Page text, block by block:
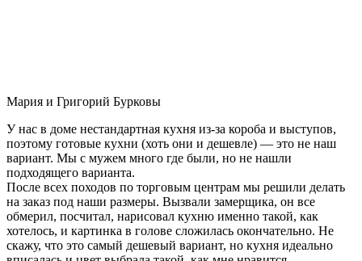
Мария и Григорий Бурковы
У нас в доме нестандартная кухня из-за короба и выступов,
поэтому готовые кухни (хоть они и дешевле) — это не наш
вариант. Мы с мужем много где были, но не нашли
подходящего варианта.
После всех походов по торговым центрам мы решили делать
на заказ под наши размеры. Вызвали замерщика, он все
обмерил, посчитал, нарисовал кухню именно такой, как
хотелось, и картинка в голове сложилась окончательно. Не
скажу, что это самый дешевый вариант, но кухня идеально